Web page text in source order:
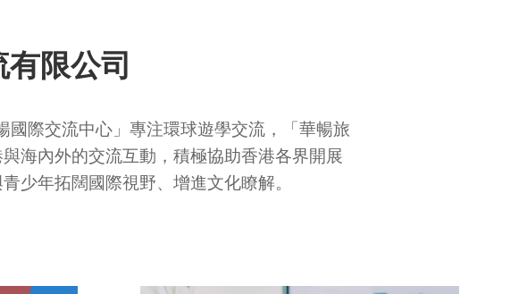
限公司
際交流中心」專注環球遊學交流，「華暢旅
海內外的交流互動，積極協助香港各界開展
少年拓闊國際視野、增進文化瞭解。